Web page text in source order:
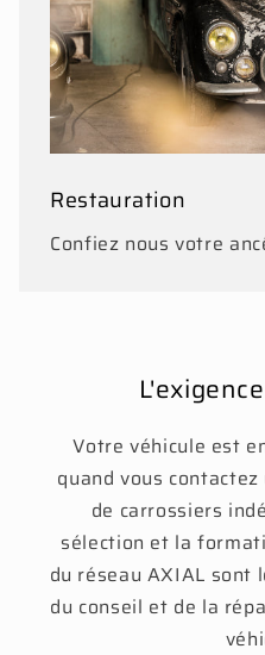
Restauration
Confiez nous votre
Votre véhicule est
quand vous
de carrossiers
sélection et la
du réseau AXIAL sont
du conseil et de la